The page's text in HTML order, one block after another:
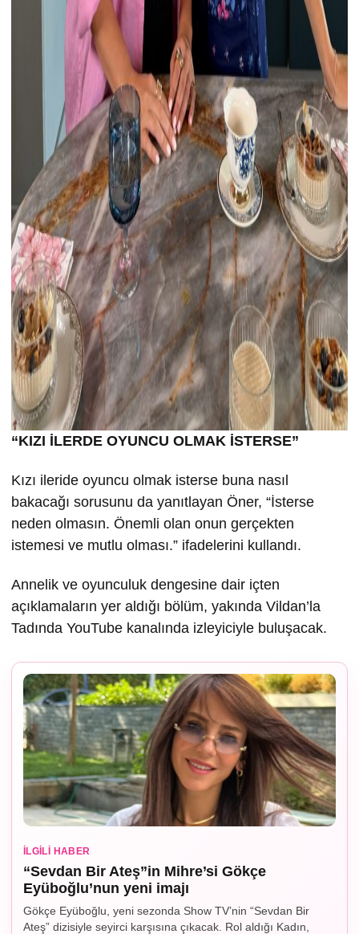
“KIZI İLERDE OYUNCU OLMAK İSTERSE”
Kızı ileride oyuncu olmak isterse buna nasıl
bakacağı sorusunu da yanıtlayan Öner, “İsterse
neden olmasın. Önemli olan onun gerçekten
istemesi ve mutlu olması.” ifadelerini kullandı.
Annelik ve oyunculuk dengesine dair içten
açıklamaların yer aldığı bölüm, yakında Vildan’la
Tadında YouTube kanalında izleyiciyle buluşacak.
İLGILI HABER
“Sevdan Bir Ateş”in Mihre’si Gökçe
Eyüboğlu’nun yeni imajı
Gökçe Eyüboğlu, yeni sezonda Show TV’nin “Sevdan Bir
Ateş” dizisiyle seyirci karşısına çıkacak. Rol aldığı Kadın,